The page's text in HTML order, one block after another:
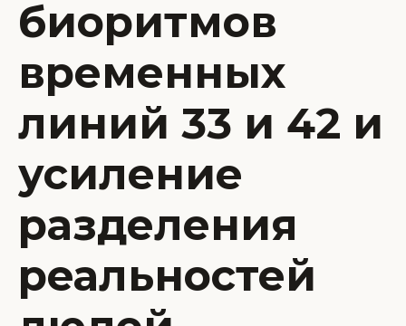
биоритмов
временных
линий 33 и 42 и
усиление
разделения
реальностей